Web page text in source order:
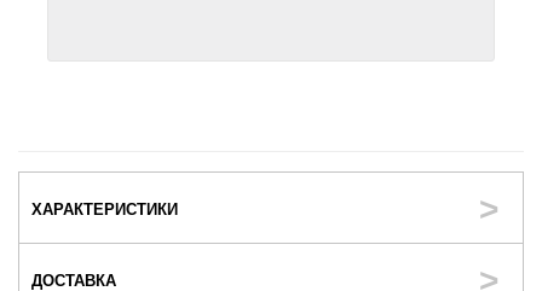
ХАРАКТЕРИСТИКИ
ДОСТАВКА